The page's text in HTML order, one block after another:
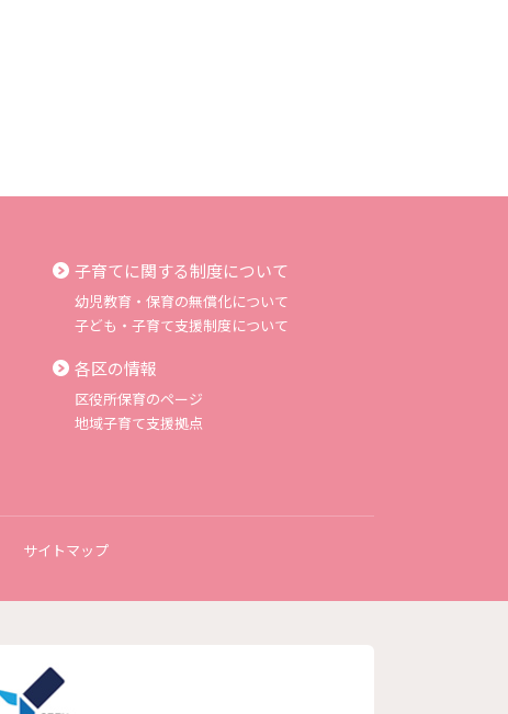
子育てに関する制度について
幼児教育・保育の無償化について
子ども・子育て支援制度について
各区の情報
区役所保育のページ
地域子育て支援拠点
サイトマップ